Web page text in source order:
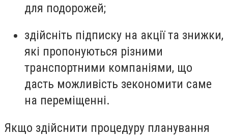
для подорожей;
здійсніть підписку на акції та знижки,
які пропонуються різними
транспортними компаніями, що
дасть можливість зекономити саме
на переміщенні.
Якщо здійснити процедуру планування